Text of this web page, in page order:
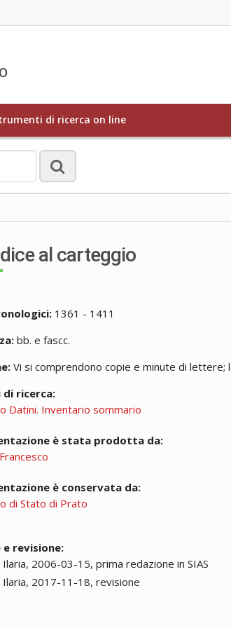
di ricerca on line
al carteggio
1361 - 1411
bb. e fascc.
Vi si comprendono copie e minute di
ricerca:
Datini. Inventario sommario
è stata prodotta da:
è conservata da:
di Stato di Prato
e revisione:
Ilaria, 2006-03-15, prima redazione in SIAS
Ilaria, 2017-11-18, revisione